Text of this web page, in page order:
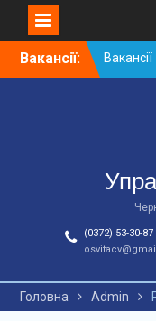
SkipВакансії:
(0372) 53-30-87
Головна Admin